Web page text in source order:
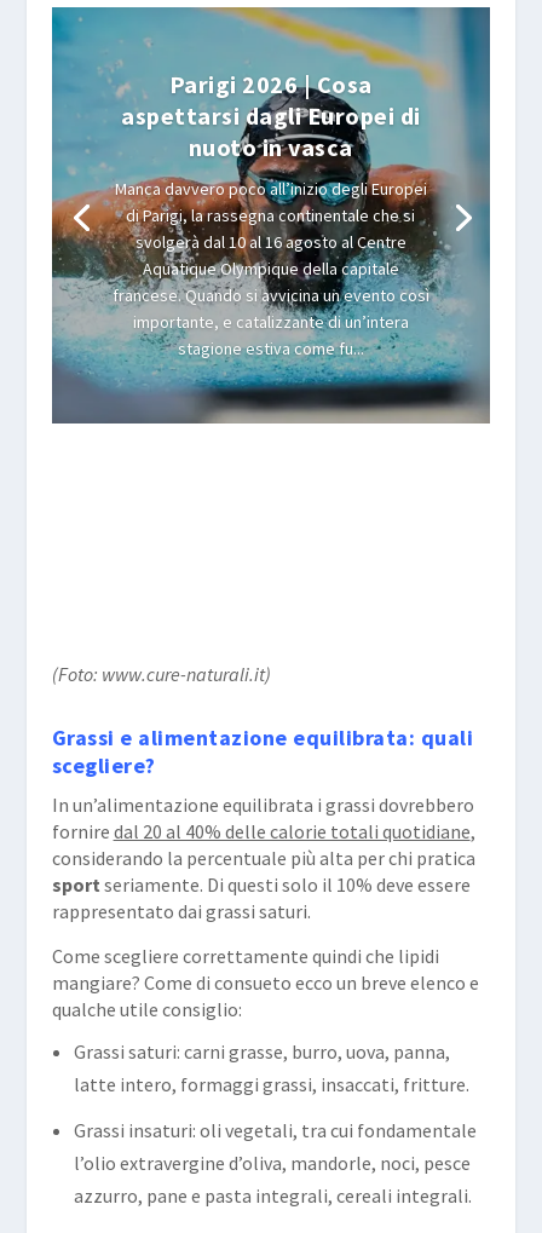
Parigi 2026 | Cosa
aspettarsi dagli Europei di
nuoto in vasca
Manca davvero poco all’inizio degli Europei
di Parigi, la rassegna continentale che si
svolgerà dal 10 al 16 agosto al Centre
Aquatique Olympique della capitale
francese. Quando si avvicina un evento così
importante, e catalizzante di un’intera
stagione estiva come fu...
(Foto: www.cure-naturali.it)
Grassi e alimentazione equilibrata: quali
scegliere?
In un’alimentazione equilibrata i grassi dovrebbero
fornire dal 20 al 40% delle calorie totali quotidiane,
considerando la percentuale più alta per chi pratica
sport seriamente. Di questi solo il 10% deve essere
rappresentato dai grassi saturi.
Come scegliere correttamente quindi che lipidi
mangiare? Come di consueto ecco un breve elenco e
qualche utile consiglio:
Grassi saturi: carni grasse, burro, uova, panna,
latte intero, formaggi grassi, insaccati, fritture.
Grassi insaturi: oli vegetali, tra cui fondamentale
l’olio extravergine d’oliva, mandorle, noci, pesce
azzurro, pane e pasta integrali, cereali integrali.